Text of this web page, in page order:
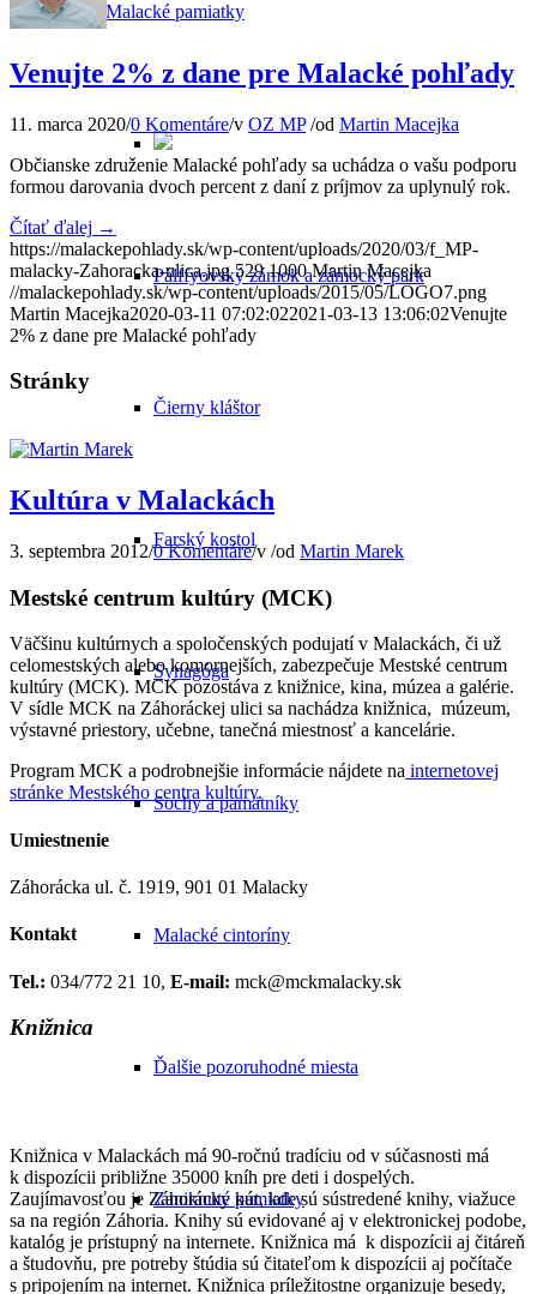
Malacké pamiatky
Pálffyovský zámok a zámocký park
Čierny kláštor
Farský kostol
Synagóga
Sochy a pamätníky
Malacké cintoríny
Ďalšie pozoruhodné miesta
Zaniknuté pamiatky
Venujte 2% z dane pre Malacké pohľady
11. marca 2020/0 Komentáre/v OZ MP /od Martin Macejka
Občianske združenie Malacké pohľady sa uchádza o vašu podporu
formou darovania dvoch percent z daní z príjmov za uplynulý rok.
Čítať ďalej →
https://malackepohlady.sk/wp-content/uploads/2020/03/f_MP-
malacky-Zahoracka-ulica.jpg 529 1000 Martin Macejka
//malackepohlady.sk/wp-content/uploads/2015/05/LOGO7.png
Martin Macejka2020-03-11 07:02:022021-03-13 13:06:02Venujte
2% z dane pre Malacké pohľady
Stránky
Kultúra v Malackách
3. septembra 2012/0 Komentáre/v /od Martin Marek
Mestské centrum kultúry (MCK)
Väčšinu kultúrnych a spoločenských podujatí v Malackách, či už
celomestských alebo komornejších, zabezpečuje Mestské centrum
kultúry (MCK). MCK pozostáva z knižnice, kina, múzea a galérie.
V sídle MCK na Záhoráckej ulici sa nachádza knižnica, múzeum,
výstavné priestory, učebne, tanečná miestnosť a kancelárie.
Program MCK a podrobnejšie informácie nájdete na internetovej
stránke Mestského centra kultúry.
Umiestnenie
Záhorácka ul. č. 1919, 901 01 Malacky
Kontakt
Tel.: 034/772 21 10, E-mail: mck@mckmalacky.sk
Knižnica
Knižnica v Malackách má 90-ročnú tradíciu od v súčasnosti má
k dispozícii približne 35000 kníh pre deti i dospelých.
Zaujímavosťou je Záhorácky kút, kde sú sústredené knihy, viažuce
sa na región Záhoria. Knihy sú evidované aj v elektronickej podobe,
katalóg je prístupný na internete. Knižnica má k dispozícii aj čitáreň
a študovňu, pre potreby štúdia sú čitateľom k dispozícii aj počítače
s pripojením na internet. Knižnica príležitostne organizuje besedy,